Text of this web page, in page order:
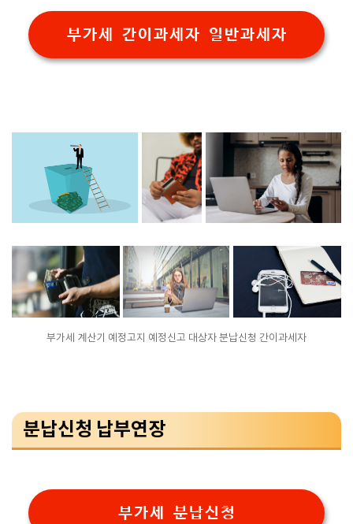
부가세 간이과세자 일반과세자
부가세 계산기 예정고지 예정신고 대상자 분납신청 간이과세자
분납신청 납부연장
부가세 분납신청